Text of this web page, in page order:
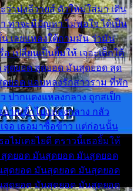
ว่านุ่งลีวายส์ ตัวใหม่ใส่มา เดิน
ท่าจะมีปัญหา ไม่พอใจ ได้เป็น
เลยแหลงใต้ถามมัน ว่ามัน
เปลี่ยนเป็นยิ้มให้ เจอะเด็กใต้
สุดยอด สุดยอด มันสุดยอด สุด
ยอด แอบหลงรักสาวราม ที่พัก
ปากแดงแหลงกลาง ถูกสเป็ก
ากเข้าไปแหลงกลาง กลัว
จอ เธอมาซื้อข้าว แต่ก่อนนั้น
อไม่เคยไยดี คราวนี้เธอยิ้มให้
สุดยอด มันสุดยอด มันสุดยอด
ดยอด มันสุดยอด มันสุดยอด
ดยอด มันสุดยอด มันสุดยอด